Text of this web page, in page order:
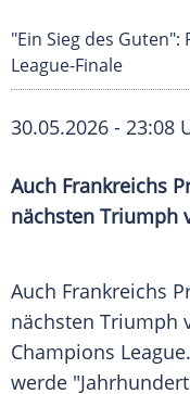
"Ein Sieg des
League-Finale
30.05.2026 - 23:08
Auch Frankreichs
nächsten Triumph
Auch Frankreichs
nächsten Triumph
Champions
werde